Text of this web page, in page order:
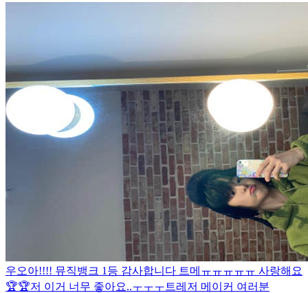
우오아!!!! 뮤직뱅크 1등 감사합니다 트메ㅠㅠㅠㅠㅠ 사랑해요
🏆🏆저 이거 너무 좋아요..ㅜㅜㅜ 트레저 메이커 여러분